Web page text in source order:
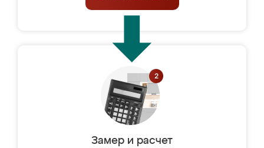
Замер и расчет